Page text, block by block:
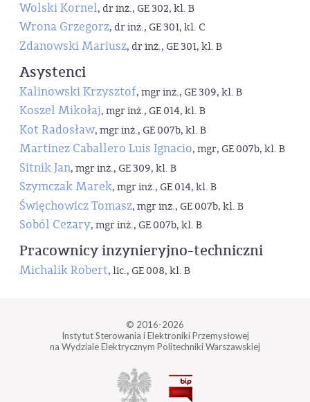
Wolski Kornel, dr inż., GE 302, kl. B
Wrona Grzegorz, dr inż., GE 301, kl. C
Zdanowski Mariusz, dr inż., GE 301, kl. B
Asystenci
Kalinowski Krzysztof, mgr inż., GE 309, kl. B
Koszel Mikołaj, mgr inż., GE 014, kl. B
Kot Radosław, mgr inż., GE 007b, kl. B
Martinez Caballero Luis Ignacio, mgr, GE 007b, kl. B
Sitnik Jan, mgr inż., GE 309, kl. B
Szymczak Marek, mgr inż., GE 014, kl. B
Święchowicz Tomasz, mgr inż., GE 007b, kl. B
Soból Cezary, mgr inż., GE 007b, kl. B
Pracownicy inzynieryjno-techniczni
Michalik Robert, lic., GE 008, kl. B
© 2016-2026
Instytut Sterowania i Elektroniki Przemysłowej
na Wydziale Elektrycznym Politechniki Warszawskiej